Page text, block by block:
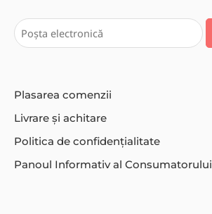
Plasarea comenzii
Livrare și achitare
Politica de confidențialitate
Panoul Informativ al Consumatorului